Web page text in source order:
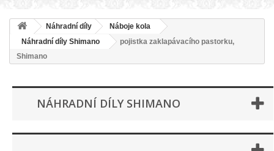
Náhradní díly
Náboje kola
Náhradní díly Shimano
pojistka zaklapávacího pastorku,
Shimano
NÁHRADNÍ DÍLY SHIMANO